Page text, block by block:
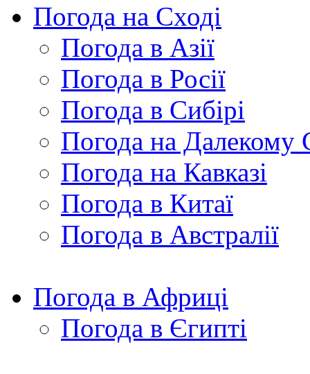
Погода на Сході
Погода в Азії
Погода в Росії
Погода в Сибірі
Погода на Далекому
Погода на Кавказі
Погода в Китаї
Погода в Австралії
Погода в Африці
Погода в Єгипті